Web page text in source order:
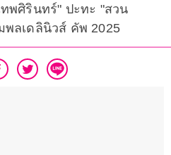
พศิรินทร์" ปะทะ "สวน
ลเดลินิวส์ คัพ 2025